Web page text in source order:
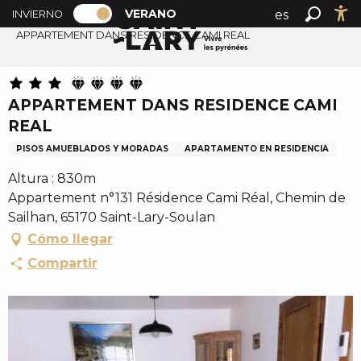
A
l
r
a
u
c
n
t
e
n
u
PAGE D’ACCUEIL ACTUELLE ÉTÉ : PASSER EN MODE
INVIERNO PAGE D’ACCUEIL ACTUELLE ÉTÉ :
VERANO
es
Buscar
Accueil verano
APPARTEMENT DANS RESIDENCE CAMI REAL
APPARTEMENT DANS RESIDENCE CAMI
REAL
PISOS AMUEBLADOS Y MORADAS APARTAMENTO EN RESIDENCIA
Altura : 830m
Appartement n°131 Résidence Cami Réal, Chemin de
Sailhan, 65170 Saint-Lary-Soulan
Cómo llegar
Compartir